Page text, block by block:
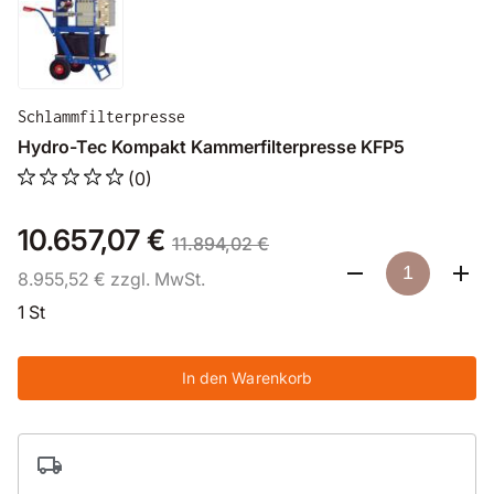
Schlammfilterpresse
Hydro-Tec Kompakt Kammerfilterpresse KFP5
(0)
10.657,07 € 11.894,02 €
8.955,52 € zzgl. MwSt.
1 St
In den Warenkorb